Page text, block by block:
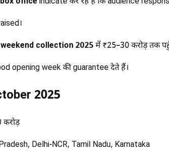
collection 2025में ₹25–30 करोड़ तक
opening week की guarantee देते हैं।
2025
करोड़
Delhi-NCR, Tamil Nadu, Karnataka